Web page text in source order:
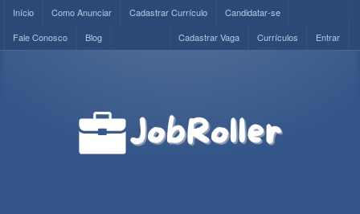
Início Como Anunciar Cadastrar Currículo
Candidatar-se
Fale Conosco
Blog Entrar
Currículos
Cadastrar Vaga